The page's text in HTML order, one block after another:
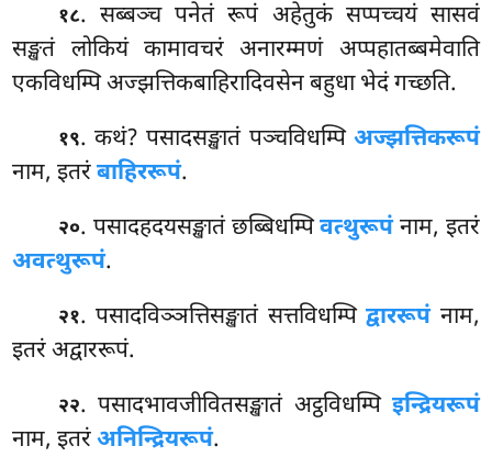
१८. सब्बञ्च पनेतं रूपं अहेतुकं सप्पच्चयं सासवं
सङ्खतं लोकियं कामावचरं अनारम्मणं अप्पहातब्बमेवाति
एकविधम्पि अज्झत्तिकबाहिरादिवसेन बहुधा भेदं गच्छति.
१९. कथं? पसादसङ्खातं पञ्चविधम्पि अज्झत्तिकरूपं
नाम, इतरंबाहिररूपं.
२०. पसादहदयसङ्खातंछब्बिधम्पिवत्थुरूपंनाम, इतरं
अवत्थुरूपं.
२१. पसादविञ्ञत्तिसङ्खातं सत्तविधम्पिद्वाररूपंनाम,
इतरं अद्वाररूपं.
२२. पसादभावजीवितसङ्खातं अट्ठविधम्पि इन्द्रियरूपं
नाम, इतरंअनिन्द्रियरूपं.